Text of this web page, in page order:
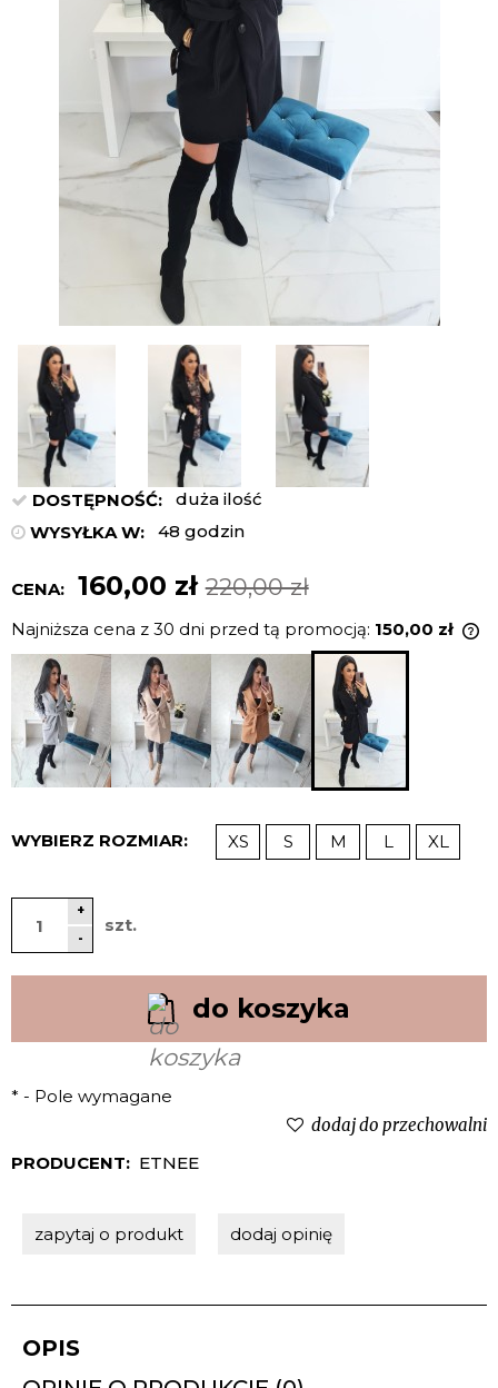
DOSTĘPNOŚĆ:
duża ilość
WYSYŁKA W:
48 godzin
CENA: 160,00 zł 220,00 zł
Najniższa cena z 30 dni przed tą promocją: 150,00 zł
WYBIERZ ROZMIAR: XS S M L XL
+
-
szt.
do koszyka
* - Pole wymagane
dodaj do przechowalni
PRODUCENT: ETNEE
zapytaj o produkt dodaj opinię
OPIS